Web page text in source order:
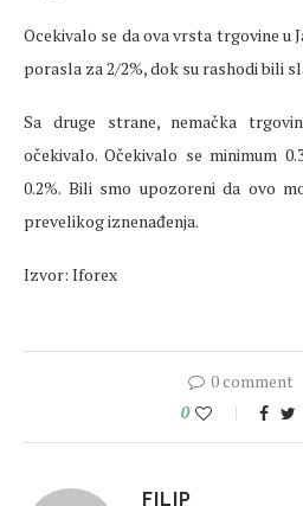
Ocekivalo se da ova vrsta trgovine u
porasla za 2/2%, dok su rashodi bili
Sa druge strane, nemačka
očekivalo. Očekivalo se minimum
0.2%. Bili smo upozoreni da ovo
prevelikog iznenađenja.
Izvor: Iforex
0 comment
0
FILIP